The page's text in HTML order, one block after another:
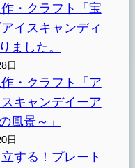
・クラフト「宝
イスキャンディ
ました。
日
・クラフト「ア
スキャンデイーア
風景～」
日
する！プレート